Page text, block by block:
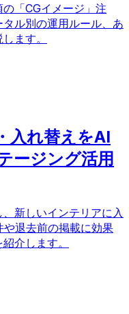
「CGイメージ」注
ル別の運用ルール、あ
ます。
入れ替えをAI
ージング活用
新しいインテリアに入
退去前の掲載に効果
介します。